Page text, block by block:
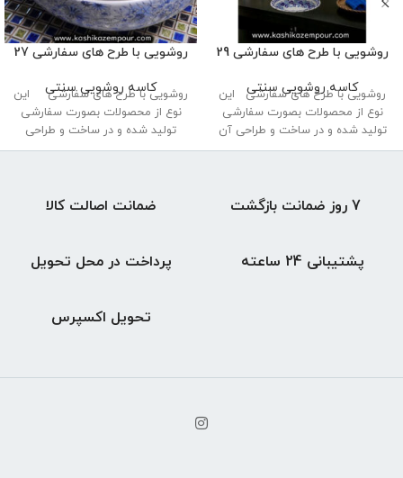
روشویی با طرح های سفارشی 29
کاسه روشویی سنتی
روشویی با طرح های سفارشی این
نوع از محصولات بصورت سفارشی
تولید شده و در ساخت و طراحی آن
روشویی با طرح های سفارشی 27
کاسه روشویی سنتی
روشویی با طرح های سفارشی این
نوع از محصولات بصورت سفارشی
تولید شده و در ساخت و طراحی
ضمانت اصالت کالا 7 روز ضمانت بازگشت
پرداخت در محل تحویل پشتیبانی 24 ساعته
تحویل اکسپرس